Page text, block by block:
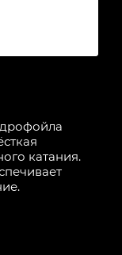
катания.